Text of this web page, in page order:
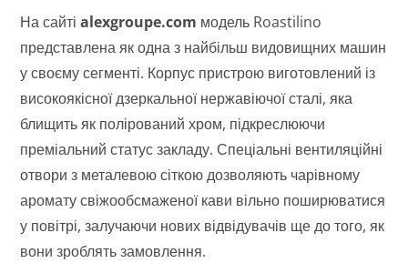
На сайтіalexgroupe.com модель Roastilino
представлена як одна з найбільш видовищних машин
у своєму сегменті. Корпус пристрою виготовлений із
високоякісної дзеркальної нержавіючої сталі, яка
блищить як полірований хром, підкреслюючи
преміальний статус закладу. Спеціальні вентиляційні
отвори з металевою сіткою дозволяють чарівному
аромату свіжообсмаженої кави вільно поширюватися
у повітрі, залучаючи нових відвідувачів ще до того, як
вони зроблять замовлення.